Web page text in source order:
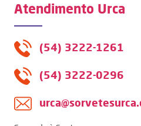
Atendimento Urca
(54) 3222-1261
(54) 3222-0296